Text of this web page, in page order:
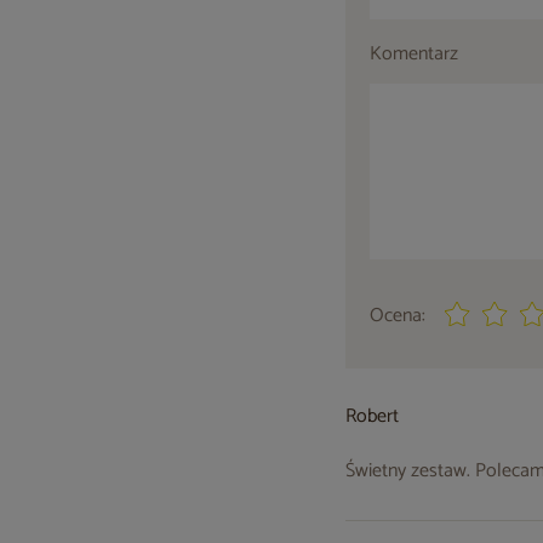
Komentarz
Ocena:
Robert
Świetny zestaw.